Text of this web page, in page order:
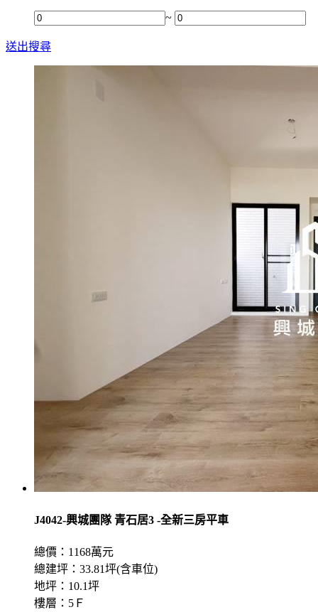
~
送出搜尋
J4042-興城團隊 青石居3 -全新三房平車
總價：1168萬元
總建坪：33.81坪(含車位)
地坪：10.1坪
樓層：5Ｆ